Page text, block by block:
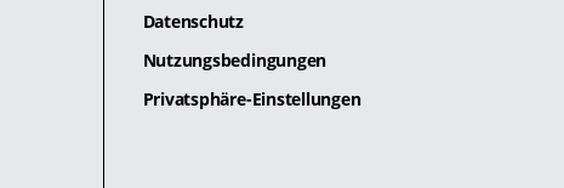
Datenschutz
Nutzungsbedingungen
Privatsphäre-Einstellungen